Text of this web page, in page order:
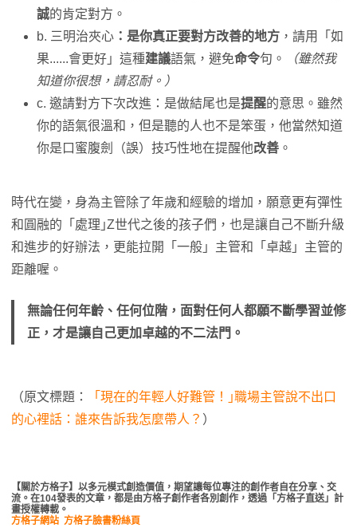
誠的肯定對方。
b. 三明治夾心 ：是你真正要對方改善的地方 ，請用「如
果......會更好」這種建議語氣，避免命令句。
（雖然我
知道你很想，請忍耐。）
c. 邀請對方下次改進：是做結尾也是提醒的意思。雖然
你的語氣很溫和，但是聽的人也不是笨蛋，他當然知道
你是口蜜腹劍（誤）技巧性地在提醒他改善 。
時代在變，身為主管除了年歲和經驗的增加，願意更有彈性
和圓融的「處理｣Z世代之後的孩子們，也是讓自己不斷升級
和進步的好辦法，更能拉開「一般」主管和「卓越」主管的
距離喔。
無論任何年齡、任何位階，面對任何人都願不斷學習並修
正，才是讓自己更加卓越的不二法門。
（原文標題：
「現在的年輕人好難管！｣職場主管說不出口
的心裡話：誰來告訴我怎麼帶人？ ）
【關於方格子】以多元模式創造價值，期望讓每位專注的創作者自在分享、交
流。在104發表的文章，都是由方格子創作者各別創作，透過「方格子直送」計
畫授權轉載。
方格子網站 方格子臉書粉絲頁